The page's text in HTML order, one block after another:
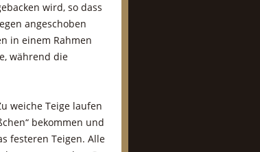
wird, so dass
angeschoben
in einem Rahmen
während die
weiche Teige laufen
bekommen und
festeren Teigen. Alle